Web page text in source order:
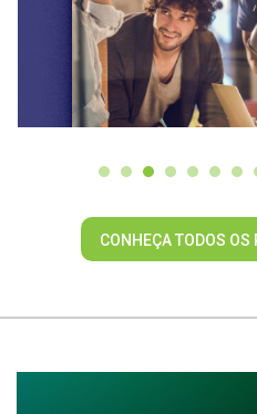
CONHEÇA TODOS OS